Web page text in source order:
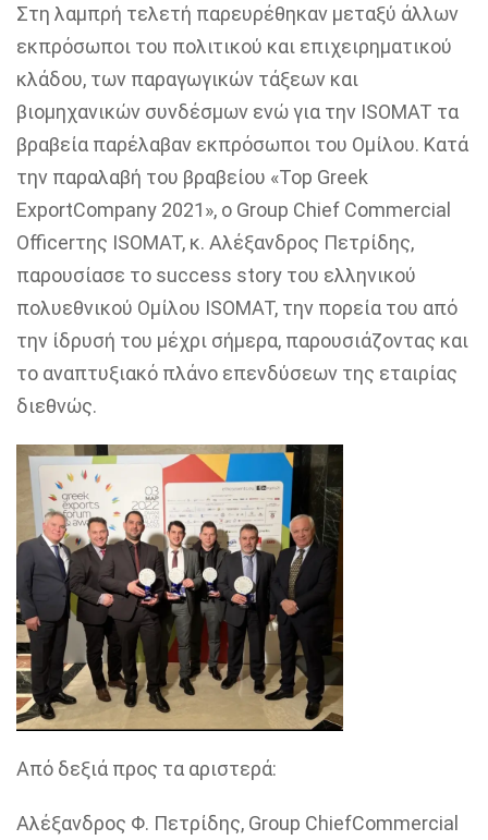
Στη λαμπρή τελετή παρευρέθηκαν μεταξύ άλλων
εκπρόσωποι του πολιτικού και επιχειρηματικού
κλάδου, των παραγωγικών τάξεων και
βιομηχανικών συνδέσμων ενώ για την ISOMAT τα
βραβεία παρέλαβαν εκπρόσωποι του Ομίλου. Κατά
την παραλαβή του βραβείου «Top Greek
ExportCompany 2021», o Group Chief Commercial
Officerτης ΙSOMAT, κ. Αλέξανδρος Πετρίδης,
παρουσίασε το success story του ελληνικού
πολυεθνικού Ομίλου ISOMAT, την πορεία του από
την ίδρυσή του μέχρι σήμερα, παρουσιάζοντας και
το αναπτυξιακό πλάνο επενδύσεων της εταιρίας
διεθνώς.
Από δεξιά προς τα αριστερά:
Αλέξανδρος Φ. Πετρίδης, Group ChiefCommercial